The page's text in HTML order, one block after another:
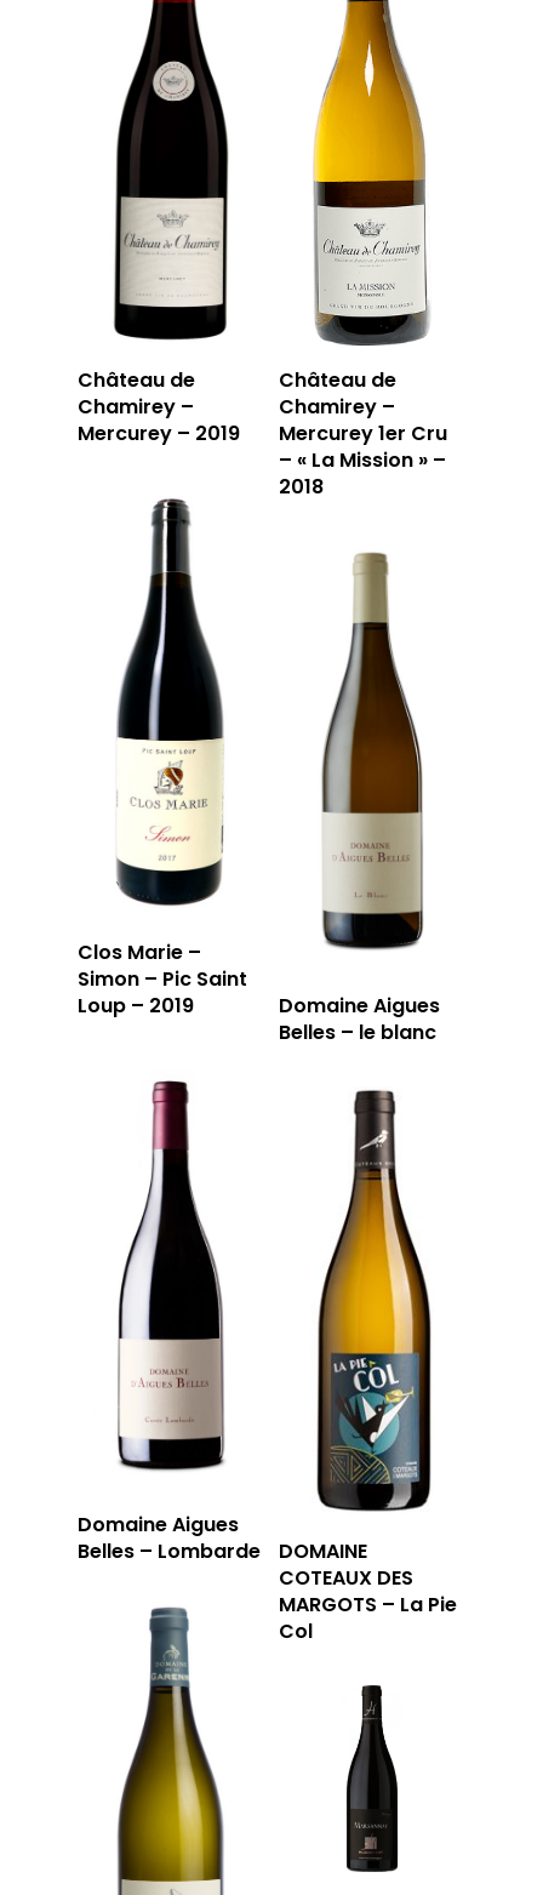
Château de
Chamirey –
Mercurey – 2019
Château de
Chamirey –
Mercurey 1er Cru
– « La Mission » –
2018
Clos Marie –
Simon – Pic Saint
Loup – 2019
Domaine Aigues
Belles – le blanc
Domaine Aigues
Belles – Lombarde
DOMAINE
COTEAUX DES
MARGOTS – La Pie
Col